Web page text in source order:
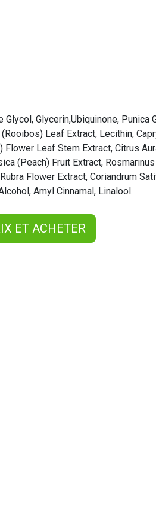
Glycerin,Ubiquinone, Punica
Leaf Extract, Lecithin,
Leaf Stem Extract, Citrus
(Peach) Fruit Extract,
Flower Extract, Coriandrum
Amyl Cinnamal, Linalool.
ET ACHETER